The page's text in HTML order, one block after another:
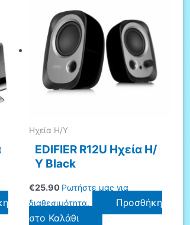
Ηχεία Η/Υ
EDIFIER R12U Ηχεία Η/
Υ Black
€25.90 Ρωτήστε μας για
διαθεσιμότητα.
Προσθήκη
στο Καλάθι